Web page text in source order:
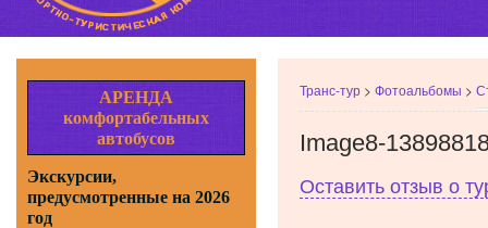
АРЕНДА
комфортабельных
автобусов
Экскурсии,
предусмотренные на 2026
год
Транс-тур > Фотоальбомы >
Image8-
Оставить отзыв о